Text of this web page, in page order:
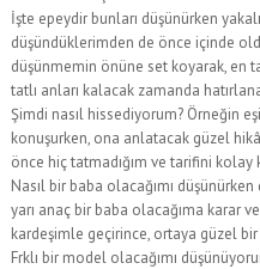
İşte epeydir bunları düşünürken
düşündüklerimden de önce içinde
düşünmemin önüne set koyarak, en
tatlı anları kalacak zamanda
Şimdi nasıl hissediyorum? Örneğin
konuşurken, ona anlatacak güzel
önce hiç tatmadığım ve tarifini
Nasıl bir baba olacağımı
yarı anaç bir baba olacağıma karar
kardeşimle geçirince, ortaya güzel
Frklı bir model olacağımı